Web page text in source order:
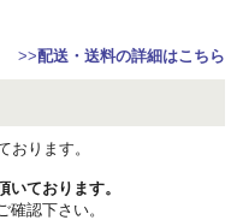
>>配送・送料の詳細はこちら
おります。
ております。
認下さい。